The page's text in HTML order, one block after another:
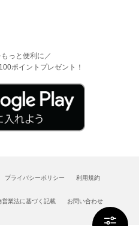
っと便利に／
ポイントプレゼント！
プライバシーポリシー 利用規約
営業法に基づく記載 お問い合わせ